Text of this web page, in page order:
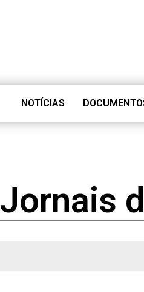
NOTÍCIAS
Jornais